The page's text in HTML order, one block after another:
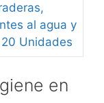
al agua y
Unidades
en